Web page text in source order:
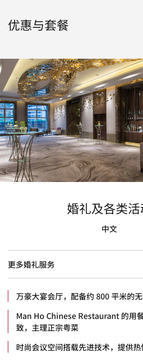
优惠与套餐
婚礼及各类
中文
更多婚礼服务
万豪大宴会厅，配备约 800 平米的
Man Ho Chinese Restaurant 的用
致，主理正宗粤菜
时尚会议空间搭载先进技术，提供